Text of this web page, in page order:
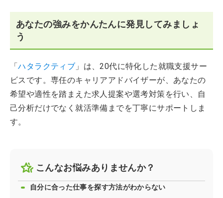
あなたの強みをかんたんに発見してみましょ
う
「ハタラクティブ 」は、20代に特化した就職支援サー
ビスです。専任のキャリアアドバイザーが、あなたの
希望や適性を踏まえた求人提案や選考対策を行い、自
己分析だけでなく就活準備までを丁寧にサポートしま
す。
こんなお悩みありませんか？
自分に合った仕事を探す方法がわからない